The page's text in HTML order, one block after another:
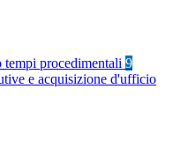
procedimentali 9
e acquisizione d'ufficio